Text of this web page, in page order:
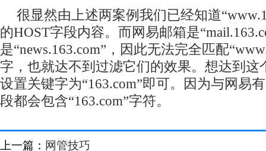
很显然由上述两案例我们已经知道
的HOST字段内容。而网易邮箱是
是“news.163.com”，因此无法完全匹配
字，也就达不到过滤它们的效果。想达到这
设置关键字为“163.com”即可。因为与网易
段都会包含“163.com”字符。
上一篇： 网管技巧